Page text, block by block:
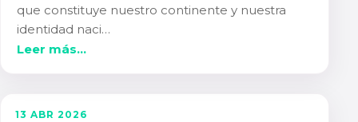
que constituye nuestro continente y nuestra
identidad naci…
Leer más...
13 ABR 2026